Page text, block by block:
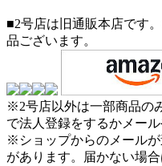
■2号店は旧通販本店です
品ございます。
※2号店以外は一部商品の
で法人登録をするかメー
※ショップからのメール
があります。届かない場